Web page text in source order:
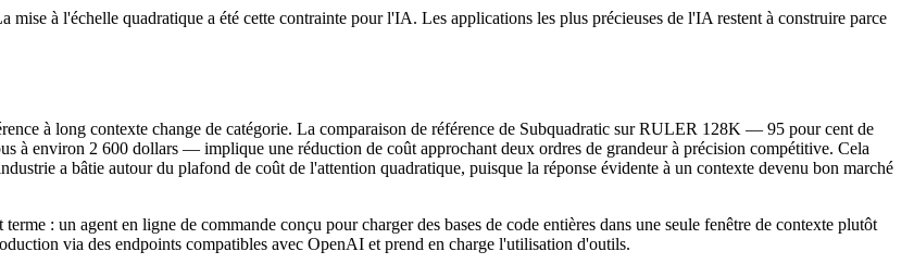
à l'échelle quadratique a été cette contrainte pour l'IA. Les applications les plus précieuses de l'IA restent à construire parce
à long contexte change de catégorie. La comparaison de référence de Subquadratic sur RULER 128K — 95 pour cent de
à environ 2 600 dollars — implique une réduction de coût approchant deux ordres de grandeur à précision compétitive. Cela
a bâtie autour du plafond de coût de l'attention quadratique, puisque la réponse évidente à un contexte devenu bon marché
: un agent en ligne de commande conçu pour charger des bases de code entières dans une seule fenêtre de contexte plutôt
via des endpoints compatibles avec OpenAI et prend en charge l'utilisation d'outils.